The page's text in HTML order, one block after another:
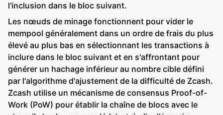
l'inclusion dans le bloc suivant.
Les nœuds de minage fonctionnent pour vider le
mempool généralement dans un ordre de frais du plus
élevé au plus bas en sélectionnant les transactions à
inclure dans le bloc suivant et en s'affrontant pour
générer un hachage inférieur au nombre cible défini
par l'algorithme d'ajustement de la difficulté de Zcash.
Zcash utilise un mécanisme de consensus Proof-of-
Work (PoW) pour établir la chaîne de blocs avec le